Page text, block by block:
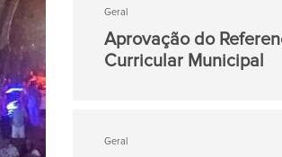
Geral
Aprovação do
Curricular Municipal
Geral